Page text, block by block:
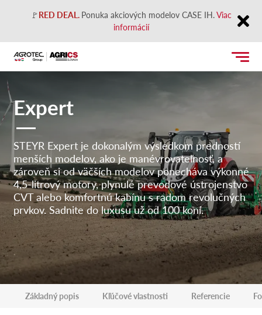
🚩RED DEAL. Ponuka akciových modelov CASE IH.Viac
informácií
Close
Expert
STEYR Expert je dokonalým výsledkom predností
menších modelov, ako je manévrovateľnosť, a
zároveň si od väčších modelov ponecháva výkonné
4,5-litrový motory, plynulé prevodové ústrojenstvo
CVT alebo komfortnú kabínu s radom revolučných
prvkov. Sadnite do luxusu už od 100 koní.
Základný popis Kľúčové vlastnosti Referencie